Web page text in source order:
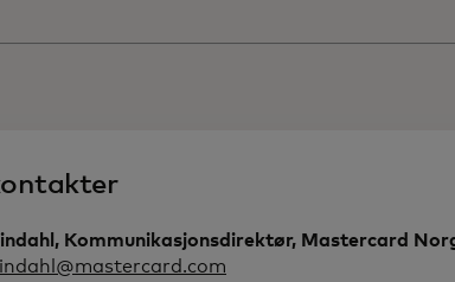
Kommunikasjonsdirektør, Mastercard